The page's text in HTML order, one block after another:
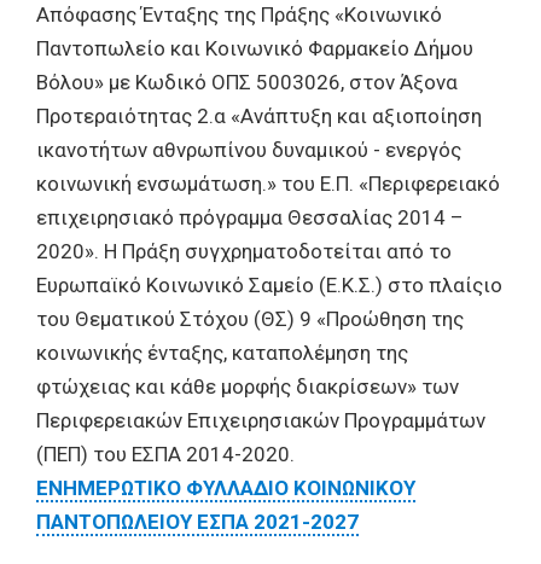
Απόφασης Ένταξης της Πράξης «Κοινωνικό
Παντοπωλείο και Κοινωνικό Φαρμακείο Δήμου
Βόλου» με Κωδικό ΟΠΣ 5003026, στον Άξονα
Προτεραιότητας 2.α «Ανάπτυξη και αξιοποίηση
ικανοτήτων αθνρωπίνου δυναμικού - ενεργός
κοινωνική ενσωμάτωση.» του Ε.Π. «Περιφερειακό
επιχειρησιακό πρόγραμμα Θεσσαλίας 2014 –
2020». Η Πράξη συγχρηματοδοτείται από το
Ευρωπαϊκό Κοινωνικό Σαμείο (Ε.Κ.Σ.) στο πλαίςιο
του Θεματικού Στόχου (ΘΣ) 9 «Προώθηση της
κοινωνικής ένταξης, καταπολέμηση της
φτώχειας και κάθε μορφής διακρίσεων» των
Περιφερειακών Επιχειρησιακών Προγραμμάτων
(ΠΕΠ) του ΕΣΠΑ 2014-2020.
ΕΝΗΜΕΡΩΤΙΚΟ ΦΥΛΛΑΔΙΟ ΚΟΙΝΩΝΙΚΟΥ
ΠΑΝΤΟΠΩΛΕΙΟΥ ΕΣΠΑ 2021-2027